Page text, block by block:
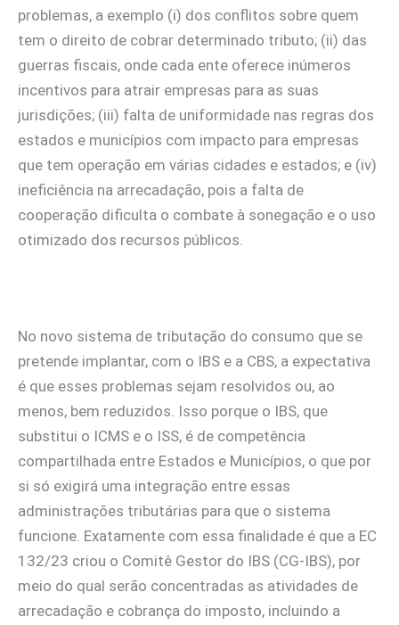
problemas, a exemplo (i) dos conflitos sobre quem
tem o direito de cobrar determinado tributo; (ii) das
guerras fiscais, onde cada ente oferece inúmeros
incentivos para atrair empresas para as suas
jurisdições; (iii) falta de uniformidade nas regras dos
estados e municípios com impacto para empresas
que tem operação em várias cidades e estados; e (iv)
ineficiência na arrecadação, pois a falta de
cooperação dificulta o combate à sonegação e o uso
otimizado dos recursos públicos.
No novo sistema de tributação do consumo que se
pretende implantar, com o IBS e a CBS, a expectativa
é que esses problemas sejam resolvidos ou, ao
menos, bem reduzidos. Isso porque o IBS, que
substitui o ICMS e o ISS, é de competência
compartilhada entre Estados e Municípios, o que por
si só exigirá uma integração entre essas
administrações tributárias para que o sistema
funcione. Exatamente com essa finalidade é que a EC
132/23 criou o Comitê Gestor do IBS (CG-IBS), por
meio do qual serão concentradas as atividades de
arrecadação e cobrança do imposto, incluindo a